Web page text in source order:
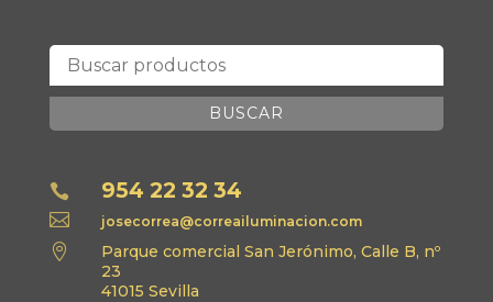
BUSCAR
 954 22 32 34
 josecorrea@correailuminacion.com

Parque comercial San Jerónimo, Calle B, nº
23
41015 Sevilla